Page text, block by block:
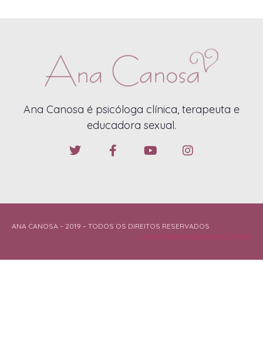
Ana Canosa é psicóloga clínica, terapeuta e
educadora sexual.
ANA CANOSA – 2019 – TODOS OS DIREITOS RESERVADOS
CONTATO@ANACANOSA.COM.BR